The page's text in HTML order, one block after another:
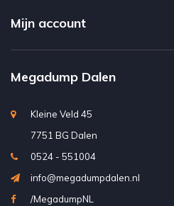
Mijn account
Megadump Dalen
Kleine Veld 45
7751 BG Dalen
0524 - 551004
info@megadumpdalen.nl
/MegadumpNL